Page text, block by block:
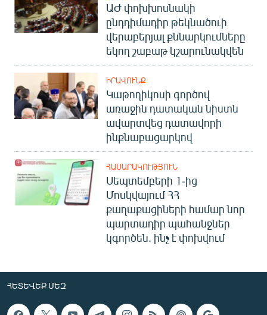
ԱԺ փոխխոսնակի
ընդդիմադիր թեկնածուի
վերաբերյալ քննարկումները
եկող շաբաթ կշարունակվեն
ԻՐԱՎՈՒՆՔ
Կաթողիկոսի գործով
առաջին դատական նիստն
ավարտվեց դատավորի
ինքնաբացարկով
ՀԱՍԱՐԱԿՈՒԹՅՈՒՆ
Սեպտեմբերի 1-ից
Մոսկվայում ՀՀ
քաղաքացիների համար նոր
պարտադիր պահանջներ
կգործեն. ինչ է փոխվում
ՀԵՏԵՎԵՔ ՄԵԶ